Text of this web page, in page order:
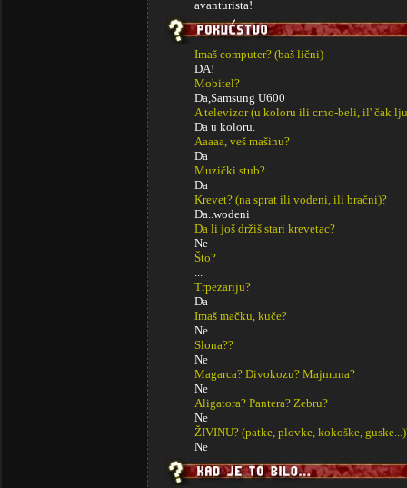
avanturista!
Imaš computer? (baš lični)
DA!
Mobitel?
Da,Samsung U600
A televizor (u koloru ili crno-beli, il' čak
Da u koloru.
Aaaaa, veš mašinu?
Da
Muzički stub?
Da
Krevet? (na sprat ili vodeni, ili bračni)?
Da..wodeni
Da li još držiš stari krevetac?
Ne
Što?
...
Trpezariju?
Da
Imaš mačku, kuče?
Ne
Slona??
Ne
Magarca? Divokozu? Majmuna?
Ne
Aligatora? Pantera? Zebru?
Ne
ŽIVINU? (patke, plovke, kokoške,
Ne